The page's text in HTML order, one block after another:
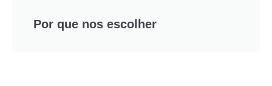
Por que nos escolher